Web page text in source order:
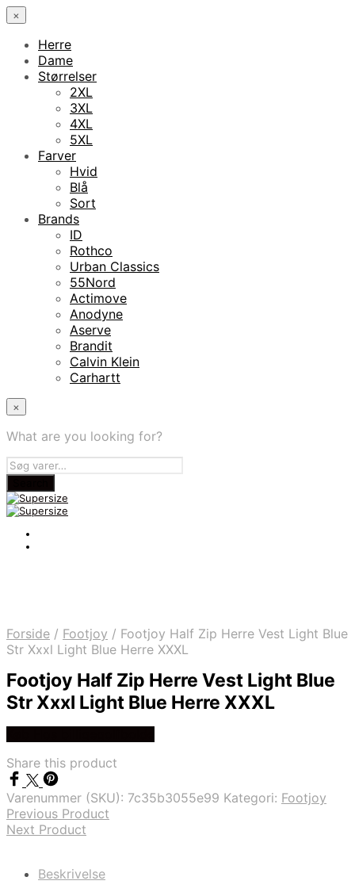
×
Herre
Dame
Størrelser
2XL
3XL
4XL
5XL
Farver
Hvid
Blå
Sort
Brands
ID
Rothco
Urban Classics
55Nord
Actimove
Anodyne
Aserve
Brandit
Calvin Klein
Carhartt
×
What are you looking for?
Forside / Footjoy / Footjoy Half Zip Herre Vest Light Blue
Str Xxxl Light Blue Herre XXXL
Footjoy Half Zip Herre Vest Light Blue
Str Xxxl Light Blue Herre XXXL
Share this product
Varenummer (SKU): 7c35b3055e99 Kategori: Footjoy
Previous Product
Next Product
Beskrivelse